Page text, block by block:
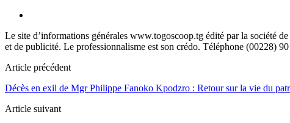
Le site d’informations générales www.togoscoop.tg édité par la société
et de publicité. Le professionnalisme est son crédo. Téléphone (00228)
Article précédent
Décès en exil de Mgr Philippe Fanoko Kpodzro : Retour sur la vie du
Article suivant